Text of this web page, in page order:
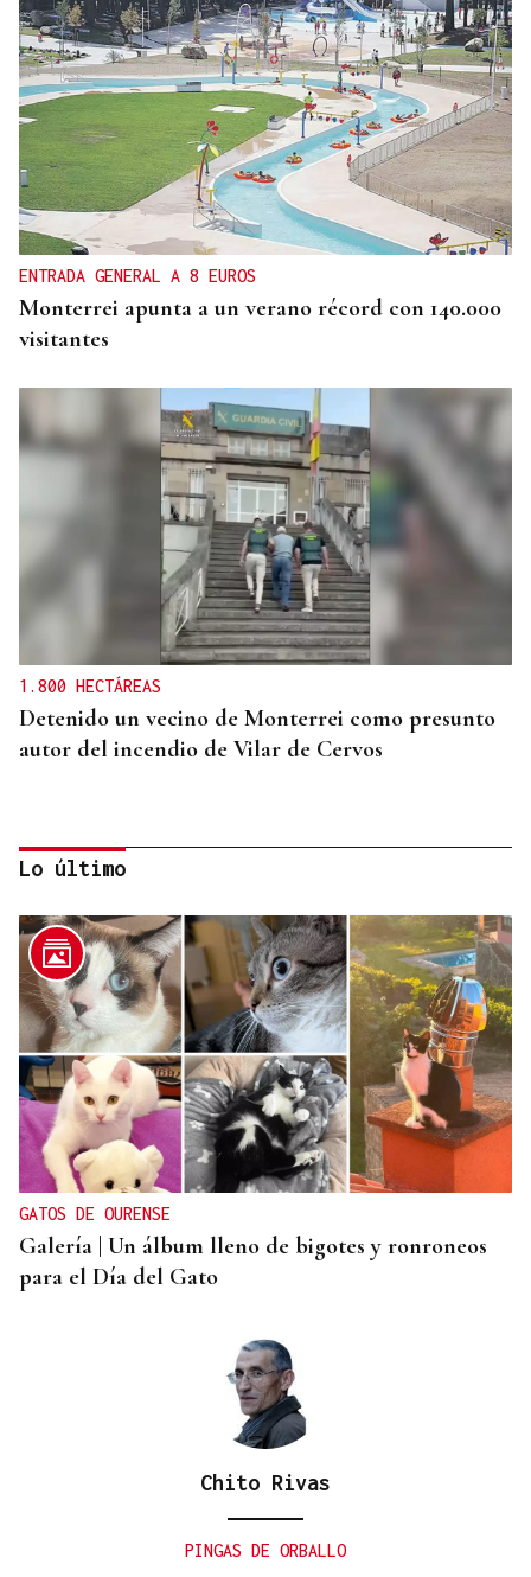
ENTRADA GENERAL A 8 EUROS
Monterrei apunta a un verano récord con 140.000
visitantes
1.800 HECTÁREAS
Detenido un vecino de Monterrei como presunto
autor del incendio de Vilar de Cervos
ALIANZA
La D.O. Monterrei refuerza su proyección
enoturística junto a Expourense
Lo último
GATOS DE OURENSE
Galería | Un álbum lleno de bigotes y ronroneos
para el Día del Gato
Chito Rivas
PINGAS DE ORBALLO